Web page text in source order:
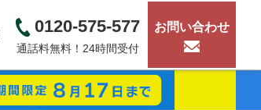
0120-575-577
通話料無料！24時間受付
お問い合わせ